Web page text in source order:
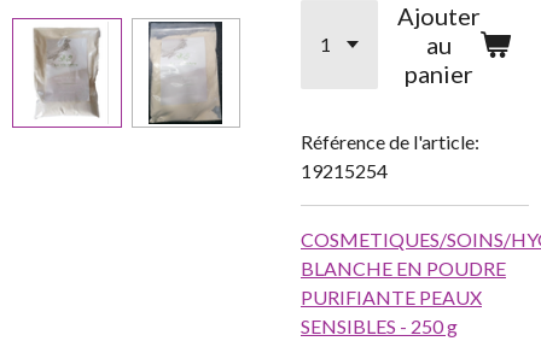
Ajouter
au
panier
Référence de l'article:
19215254
COSMETIQUES/SOINS/
BLANCHE EN POUDRE
PURIFIANTE PEAUX
SENSIBLES - 250 g